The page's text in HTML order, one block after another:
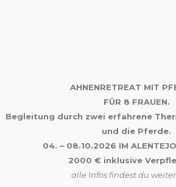
AHNENRETREAT MIT
FÜR 8 FRAUEN.
Begleitung durch zwei erfahrene
und die Pferde.
04. – 08.10.2026 IM
2000 € inklusive
alle Infos findest du